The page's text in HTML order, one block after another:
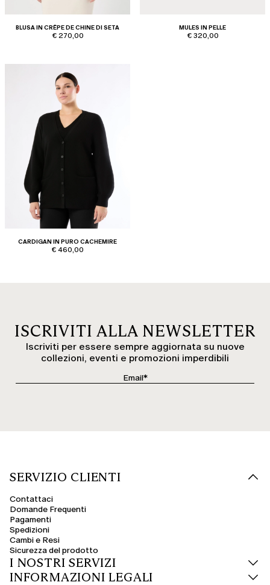
BLUSA IN CRÊPE DE CHINE DI SETA
€ 270,00
MULES IN PELLE
€ 320,00
CARDIGAN IN PURO CACHEMIRE
€ 460,00
ISCRIVITI ALLA NEWSLETTER
Iscriviti per essere sempre aggiornata su nuove
collezioni, eventi e promozioni imperdibili
SERVIZIO CLIENTI
Contattaci
Domande Frequenti
Pagamenti
Spedizioni
Cambi e Resi
Sicurezza del prodotto
I NOSTRI SERVIZI
INFORMAZIONI LEGALI